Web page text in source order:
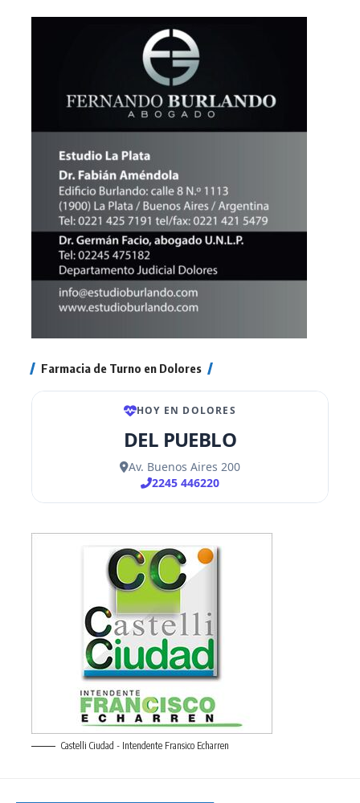
Farmacia de Turno en Dolores
Castelli Ciudad - Intendente Fransico Echarren